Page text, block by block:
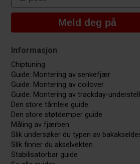
Meld deg på
Informasjon
Chiptuning
Guide: Montering av senkefjær
Guide: Montering av coilover
Guide: Montering av trackday-understell
Den store tårnleie guide
Den store støtdemper guide
Måling av fjærben
Slik undersøker du typen av
Slik finner du akselvekten
Stabilisatorbar guide